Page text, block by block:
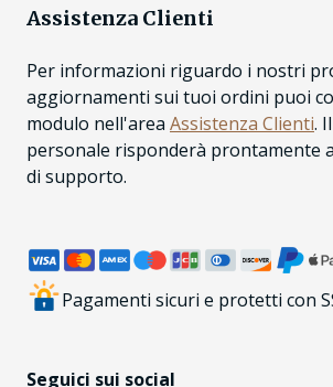
Assistenza Clienti
Per informazioni riguardo i nostri
aggiornamenti sui tuoi ordini puoi
modulo nell'area Assistenza Clienti.
personale risponderà prontamente
di supporto.
Pagamenti sicuri e protetti con
Seguici sui social